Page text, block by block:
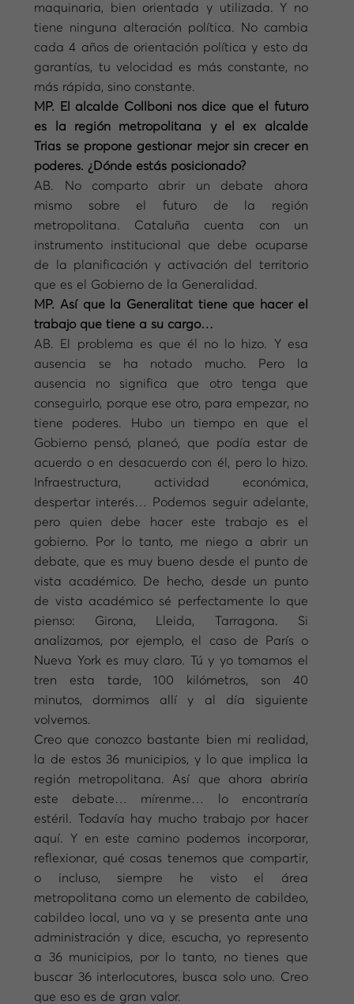
maquinaria, bien orientada y utilizada. Y no
tiene ninguna alteración política. No cambia
cada 4 años de orientación política y esto da
garantías, tu velocidad es más constante, no
más rápida, sino constante.
MP. El alcalde Collboni nos dice que el futuro
es la región metropolitana y el ex alcalde
Trias se propone gestionar mejor sin crecer en
poderes. ¿Dónde estás posicionado?
AB. No comparto abrir un debate ahora
mismo sobre el futuro de la región
metropolitana. Cataluña cuenta con un
instrumento institucional que debe ocuparse
de la planificación y activación del territorio
que es el Gobierno de la Generalidad.
MP. Así que la Generalitat tiene que hacer el
trabajo que tiene a su cargo…
AB. El problema es que él no lo hizo. Y esa
ausencia se ha notado mucho. Pero la
ausencia no significa que otro tenga que
conseguirlo, porque ese otro, para empezar, no
tiene poderes. Hubo un tiempo en que el
Gobierno pensó, planeó, que podía estar de
acuerdo o en desacuerdo con él, pero lo hizo.
Infraestructura, actividad económica,
despertar interés… Podemos seguir adelante,
pero quien debe hacer este trabajo es el
gobierno. Por lo tanto, me niego a abrir un
debate, que es muy bueno desde el punto de
vista académico. De hecho, desde un punto
de vista académico sé perfectamente lo que
pienso: Girona, Lleida, Tarragona. Si
analizamos, por ejemplo, el caso de París o
Nueva York es muy claro. Tú y yo tomamos el
tren esta tarde, 100 kilómetros, son 40
minutos, dormimos allí y al día siguiente
volvemos.
Creo que conozco bastante bien mi realidad,
la de estos 36 municipios, y lo que implica la
región metropolitana. Así que ahora abriría
este debate… mírenme… lo encontraría
estéril. Todavía hay mucho trabajo por hacer
aquí. Y en este camino podemos incorporar,
reflexionar, qué cosas tenemos que compartir,
o incluso, siempre he visto el área
metropolitana como un elemento de cabildeo,
cabildeo local, uno va y se presenta ante una
administración y dice, escucha, yo represento
a 36 municipios, por lo tanto, no tienes que
buscar 36 interlocutores, busca solo uno. Creo
que eso es de gran valor.